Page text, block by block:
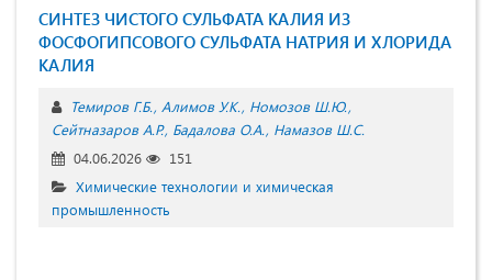
СИНТЕЗ ЧИСТОГО СУЛЬФАТА КАЛИЯ ИЗ
ФОСФОГИПСОВОГО СУЛЬФАТА НАТРИЯ И ХЛОРИДА
КАЛИЯ
Темиров Г.Б. Алимов У.К. Номозов Ш.Ю.
Сейтназаров А.Р. Бадалова О.А. Намазов Ш.С.
04.06.2026
151
Химические технологии и химическая
промышленность